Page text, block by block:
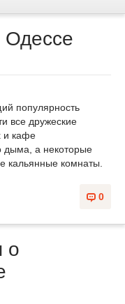
Одессе
популярность
все дружеские
и кафе
дыма, а некоторые
кальянные комнаты.
0
о